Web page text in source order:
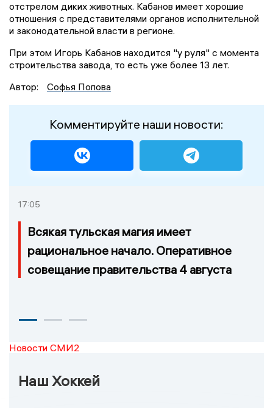
отстрелом диких животных. Кабанов имеет хорошие
отношения с представителями органов исполнительной
и законодательной власти в регионе.
При этом Игорь Кабанов находится "у руля" с момента
строительства завода, то есть уже более 13 лет.
Автор:
Софья Попова
Комментируйте наши новости:
17:05
Всякая тульская магия имеет
рациональное начало. Оперативное
совещание правительства 4 августа
Новости СМИ2
Наш Хоккей